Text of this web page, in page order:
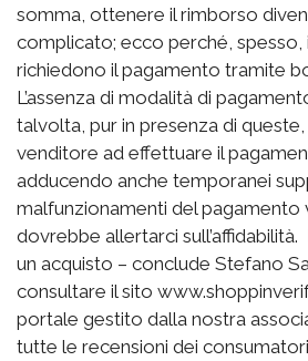
somma, ottenere il rimborso
complicato; ecco perché, spesso,
richiedono il pagamento tramite
L’assenza di modalità di
talvolta, pur in presenza di queste,
venditore ad effettuare il
adducendo anche temporanei
malfunzionamenti del pagamento
dovrebbe allertarci
un acquisto – conclude Stefano
consultare il sito
portale gestito dalla nostra
tutte le recensioni dei